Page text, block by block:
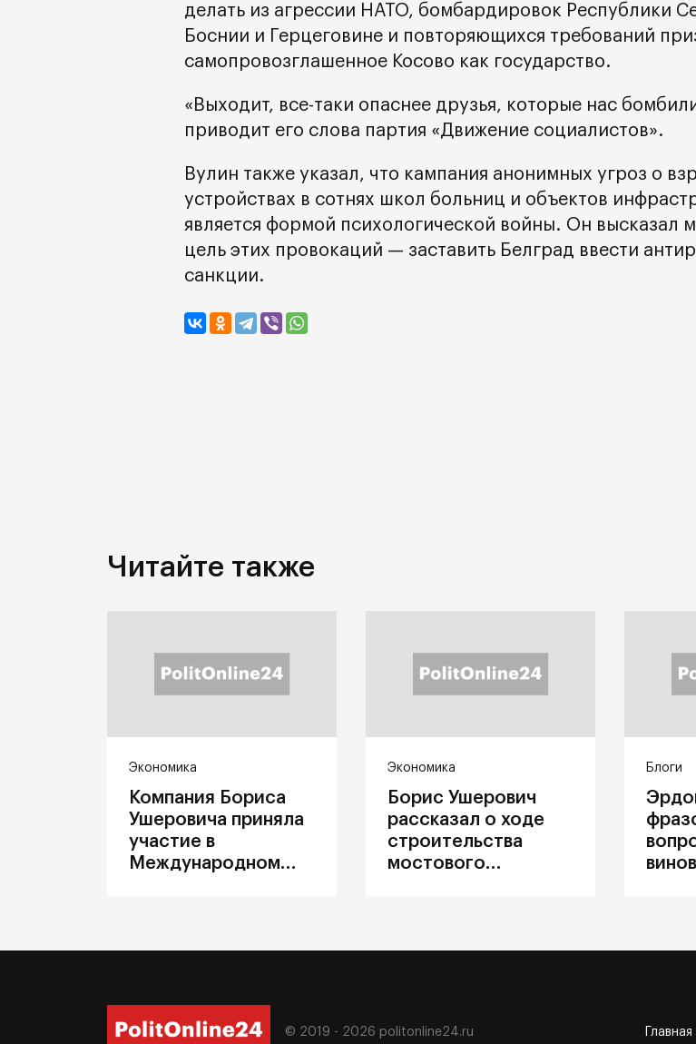
делать из агрессии НАТО, бомбардировок Республики
Боснии и Герцеговине и повторяющихся требований
самопровозглашенное Косово как государство.
«Выходит, все-таки опаснее друзья, которые нас
приводит его слова партия «Движение социалистов».
Вулин также указал, что кампания анонимных угроз о
устройствах в сотнях школ больниц и объектов
является формой психологической войны. Он высказал
цель этих провокаций — заставить Белград ввести
санкции.
Читайте также
Экономика
Компания Бориса
Ушеровича приняла
участие в
Международном
Экономика
Борис Ушерович
рассказал о ходе
строительства
мостового
Блоги
© 2019 - 2026 politonline24.ru Главная